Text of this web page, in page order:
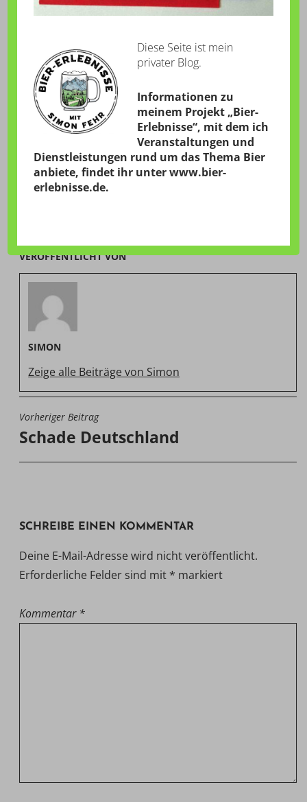
VERÖFFENTLICHT VON
SIMON
Zeige alle Beiträge von Simon
BEITRAGSNAVIGATION
Vorheriger Beitrag
Schade Deutschland
SCHREIBE EINEN KOMMENTAR
Deine E-Mail-Adresse wird nicht veröffentlicht.
Erforderliche Felder sind mit * markiert
Kommentar *
Diese Seite ist mein
privater Blog.
Informationen zu
meinem Projekt „Bier-
Erlebnisse“, mit dem ich
Veranstaltungen und
Dienstleistungen rund um das Thema Bier
anbiete, findet ihr unterwww.bier-
erlebnisse.de.